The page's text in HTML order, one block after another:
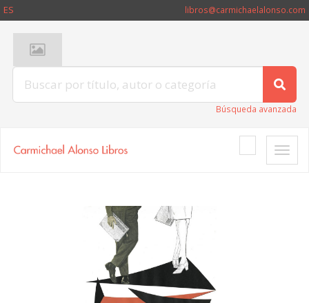
ES libros@carmichaelalonso.com
Búsqueda avanzada
Toggle